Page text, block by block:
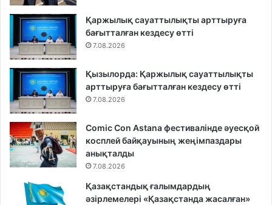
Қаржылық сауаттылықты арттыруға
бағытталған кездесу өтті
7.08.2026
Қызылорда: Қаржылық сауаттылықты
арттыруға бағытталған кездесу өтті
7.08.2026
Comic Con Astana фестивалінде әуесқой
косплей байқауының жеңімпаздары
анықталды
7.08.2026
Қазақстандық ғалымдардың
әзірлемелері «Қазақстанда жасалған»